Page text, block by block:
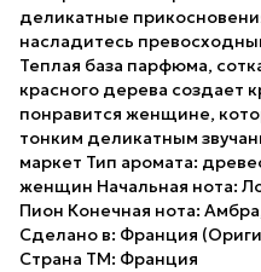
деликатные
насладитесь
Теплая база парфюма,
красного дерева создает
понравится женщине,
тонким деликатным
маркет Тип аромата:
женщин Начальная нота:
Пион Конечная нота:
Сделано в: Франция
Страна ТМ: Франция